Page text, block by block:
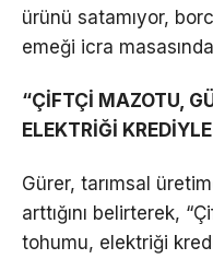
ürünü satamıyor,
emeği icra masasında
“ÇİFTÇİ MAZOTU,
ELEKTRİĞİ
Gürer, tarımsal
arttığını belirterek,
tohumu, elektriği